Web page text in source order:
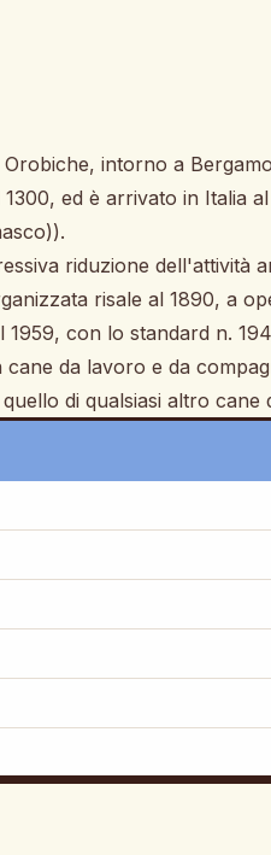
intorno a
ed è arrivato in Italia
riduzione dell'attività
risale al 1890, a
con lo standard n.
da lavoro e da
di qualsiasi altro cane